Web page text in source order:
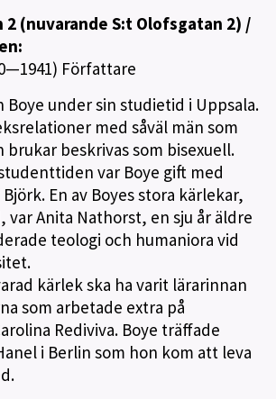
2 (nuvarande S:t Olofsgatan 2) /
Författare
Boye under sin studietid i Uppsala.
med såväl män som
brukar beskrivas som bisexuell.
var Boye gift med
En av Boyes stora kärlekar,
var Anita Nathorst, en sju år äldre
teologi och humaniora vid
kärlek ska ha varit lärarinnan
som arbetade extra på
Rediviva. Boye träffade
i Berlin som hon kom att leva